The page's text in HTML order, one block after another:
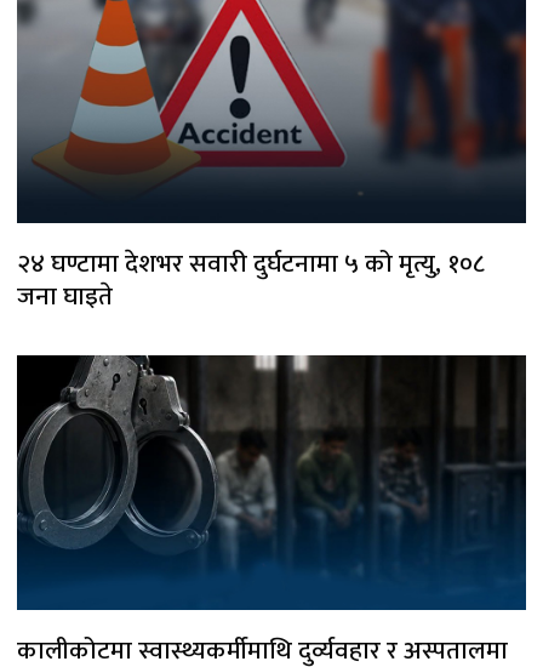
२४ घण्टामा देशभर सवारी दुर्घटनामा ५ को मृत्यु, १०८
जना घाइते
कालीकोटमा स्वास्थ्यकर्मीमाथि दुर्व्यवहार र अस्पतालमा